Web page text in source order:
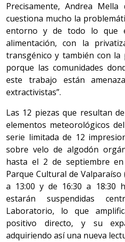
Precisamente, Andrea
cuestiona mucho la
entorno y de todo lo que
alimentación, con la
transgénico y también con la
porque las comunidades
este trabajo están
extractivistas”.
Las 12 piezas que resultan
elementos meteorológicos
serie limitada de 12
sobre velo de algodón
hasta el 2 de septiembre
Parque Cultural de
a 13:00 y de 16:30 a 18:30
estarán suspendidas
Laboratorio, lo que
positivo directo, y su
adquiriendo así una nueva